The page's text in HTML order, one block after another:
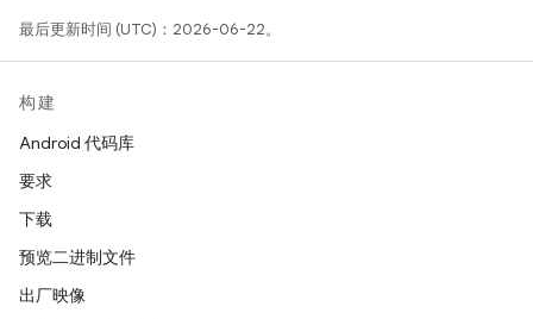
最后更新时间 (UTC)：2026-06-22。
构建
Android 代码库
要求
下载
预览二进制文件
出厂映像